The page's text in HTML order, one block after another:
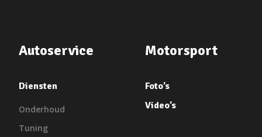
Autoservice
Diensten
Onderhoud
Tuning
Motorsport
Foto’s
Video’s